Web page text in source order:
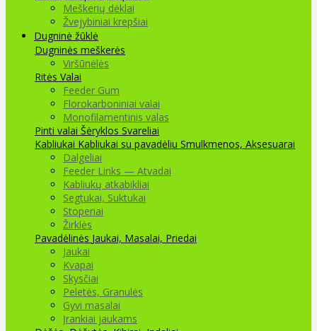
Meškerių dėklai
Žvejybiniai krepšiai
Dugninė žūklė
Dugninės meškerės
Viršūnėlės
Ritės Valai
Feeder Gum
Florokarboniniai valai
Monofilamentinis valas
Pinti valai Šėryklos Svareliai
Kabliukai Kabliukai su pavadėliu Smulkmenos, Aksesuarai
Dalgeliai
Feeder Links — Atvadai
Kabliukų atkabikliai
Segtukai, Suktukai
Stoperiai
Žirklės
Pavadėlinės Jaukai, Masalai, Priedai
Jaukai
Kvapai
Skysčiai
Peletės, Granulės
Gyvi masalai
Įrankiai jaukams